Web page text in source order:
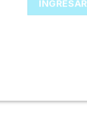
INGRESAR